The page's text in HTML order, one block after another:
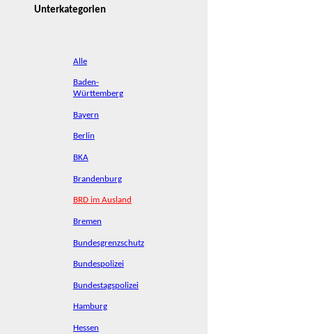
Unterkategorien
Alle
Baden-
Württemberg
Bayern
Berlin
BKA
Brandenburg
BRD im Ausland
Bremen
Bundesgrenzschutz
Bundespolizei
Bundestagspolizei
Hamburg
Hessen